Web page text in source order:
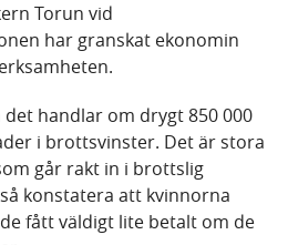
Torun vid
har granskat ekonomin
handlar om drygt 850 000
i brottsvinster. Det är stora
går rakt in i brottslig
konstatera att kvinnorna
fått väldigt lite betalt om de